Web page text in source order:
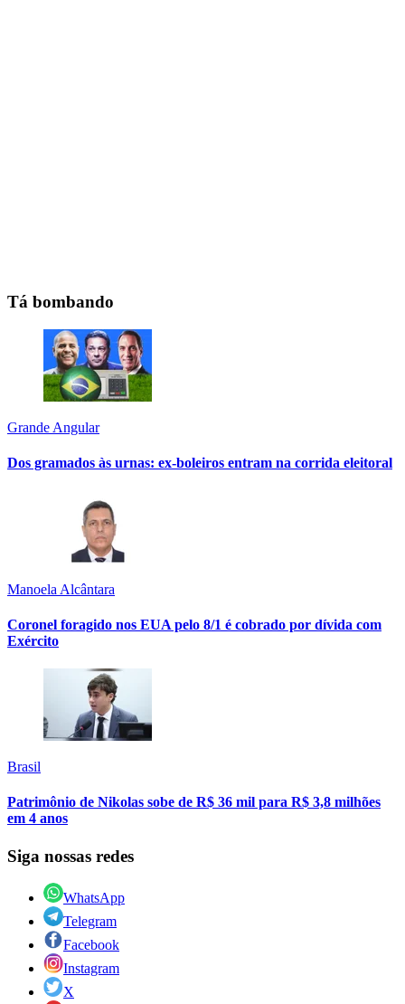
Tá bombando
Grande Angular
Dos gramados às urnas: ex-boleiros entram na corrida eleitoral
Manoela Alcântara
Coronel foragido nos EUA pelo 8/1 é cobrado por dívida com
Exército
Brasil
Patrimônio de Nikolas sobe de R$ 36 mil para R$ 3,8 milhões
em 4 anos
Siga nossas redes
WhatsApp
Telegram
Facebook
Instagram
X